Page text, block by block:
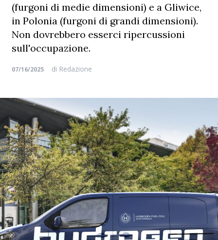
(furgoni di medie dimensioni) e a Gliwice,
in Polonia (furgoni di grandi dimensioni).
Non dovrebbero esserci ripercussioni
sull'occupazione.
07/16/2025 di Redazione